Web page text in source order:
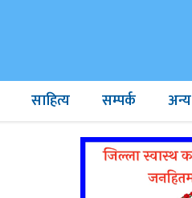
साहित्य सम्पर्क अन्य